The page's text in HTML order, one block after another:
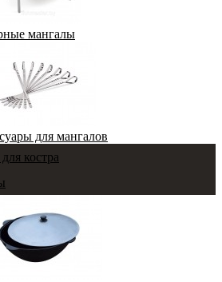
мангалы
для мангалов
костра